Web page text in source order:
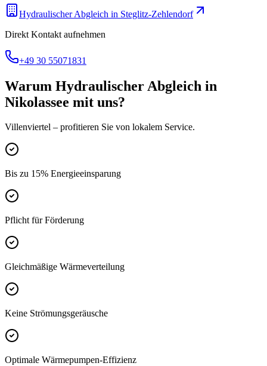
Hydraulischer Abgleich in Steglitz-Zehlendorf
Direkt Kontakt aufnehmen
+49 30 55071831
Warum Hydraulischer Abgleich in
Nikolassee mit uns?
Villenviertel – profitieren Sie von lokalem Service.
Bis zu 15% Energieeinsparung
Pflicht für Förderung
Gleichmäßige Wärmeverteilung
Keine Strömungsgeräusche
Optimale Wärmepumpen-Effizienz